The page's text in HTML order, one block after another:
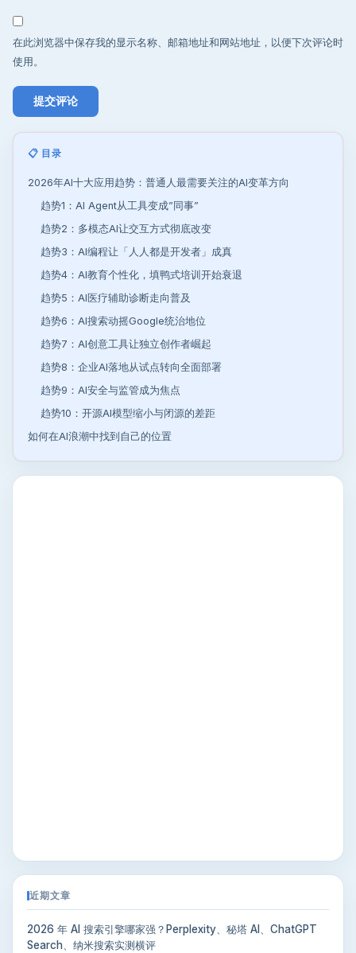
在此浏览器中保存我的显示名称、邮箱地址和网站地址，以便下次评论时
使用。
📋 目录
2026年AI十大应用趋势：普通人最需要关注的AI变革方向
趋势1：AI Agent从工具变成”同事”
趋势2：多模态AI让交互方式彻底改变
趋势3：AI编程让「人人都是开发者」成真
趋势4：AI教育个性化，填鸭式培训开始衰退
趋势5：AI医疗辅助诊断走向普及
趋势6：AI搜索动摇Google统治地位
趋势7：AI创意工具让独立创作者崛起
趋势8：企业AI落地从试点转向全面部署
趋势9：AI安全与监管成为焦点
趋势10：开源AI模型缩小与闭源的差距
如何在AI浪潮中找到自己的位置
近期文章
2026 年 AI 搜索引擎哪家强？Perplexity、秘塔 AI、ChatGPT
Search、纳米搜索实测横评